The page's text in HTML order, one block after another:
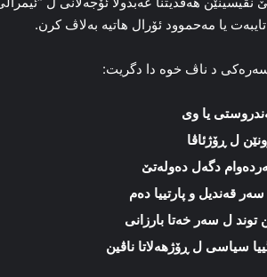
د ناڤ خوە دا دگریت:
یا وی
ل ڕۆژئاڤا
دگەل دەولەتێ
قەندیل و پارتییا دەم
توند ل سەر خەتا بارزانی
سیاسی ل ڕۆژهەلاتا ناڤین